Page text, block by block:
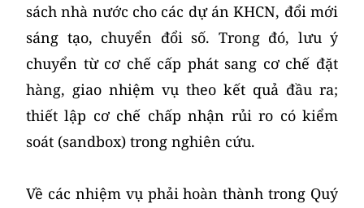
sách nhà nước cho các dự án KHCN, đổi mới
sáng tạo, chuyển đổi số. Trong đó, lưu ý
chuyển từ cơ chế cấp phát sang cơ chế đặt
hàng, giao nhiệm vụ theo kết quả đầu ra;
thiết lập cơ chế chấp nhận rủi ro có kiểm
soát (sandbox) trong nghiên cứu.
Về các nhiệm vụ phải hoàn thành trong Quý